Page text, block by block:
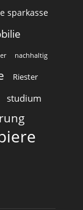
sparkasse
nachhaltig
Riester
studium